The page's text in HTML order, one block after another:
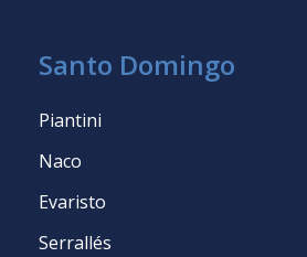
Santo Domingo
Piantini
Naco
Evaristo
Serrallés